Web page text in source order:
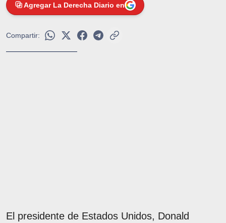
Agregar La Derecha Diario en
Compartir:
El presidente de Estados Unidos, Donald